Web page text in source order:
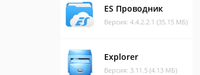
ES Проводник
Версия: 4.4.2.2.1 (35.15 МБ)
Explorer
Версия: 3.11.5 (4.13 МБ)